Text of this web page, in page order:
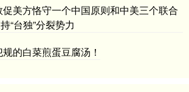
美方恪守一个中国原则和中美三个联合
“台独”分裂势力
的白菜煎蛋豆腐汤！